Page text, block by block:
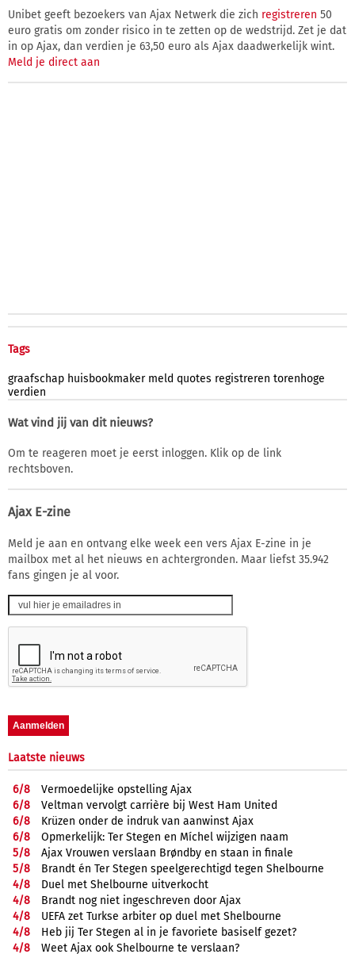
Unibet geeft bezoekers van Ajax Netwerk die zich registreren 50
euro gratis om zonder risico in te zetten op de wedstrijd. Zet je dat
in op Ajax, dan verdien je 63,50 euro als Ajax daadwerkelijk wint.
Meld je direct aan
Tags
graafschap huisbookmaker meld quotes registreren torenhoge
verdien
Wat vind jij van dit nieuws?
Om te reageren moet je eerst inloggen. Klik op de link
rechtsboven.
Ajax E-zine
Meld je aan en ontvang elke week een vers Ajax E-zine in je
mailbox met al het nieuws en achtergronden. Maar liefst 35.942
fans gingen je al voor.
Laatste nieuws
6/8
Vermoedelijke opstelling Ajax
6/8
Veltman vervolgt carrière bij West Ham United
6/8
Krüzen onder de indruk van aanwinst Ajax
6/8
Opmerkelijk: Ter Stegen en Míchel wijzigen naam
5/8
Ajax Vrouwen verslaan Brøndby en staan in finale
5/8
Brandt én Ter Stegen speelgerechtigd tegen Shelbourne
4/8
Duel met Shelbourne uitverkocht
4/8
Brandt nog niet ingeschreven door Ajax
4/8
UEFA zet Turkse arbiter op duel met Shelbourne
4/8
Heb jij Ter Stegen al in je favoriete basiself gezet?
4/8
Weet Ajax ook Shelbourne te verslaan?